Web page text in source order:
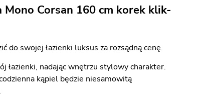
Corsan 160 cm korek klik-
swojej łazienki luksus za rozsądną cenę.
łazienki, nadając wnętrzu stylowy charakter.
kąpiel będzie niesamowitą